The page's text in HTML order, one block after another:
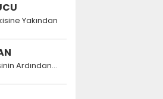
Yakından
Ardından…